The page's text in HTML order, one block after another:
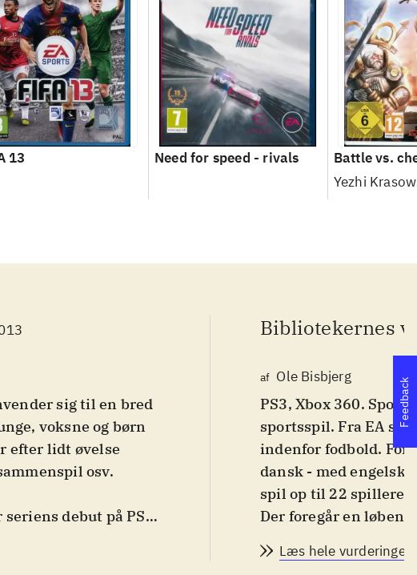
13 Need for speed - rivals
Battle vs.
Yezhi
sig til en bred
voksne og børn
efter lidt øvelse
osv.
debut på PS4
nu også, at
Bibliotekernes
af Ole Bisbjerg
PS3, Xbox 360.
sportsspil. Fra EA
indenfor fodbold. For
dansk - med
spil op til 22 spillere.
Der foregår en
FIFA 14 er det
Læs hele vurderingen
Feedback